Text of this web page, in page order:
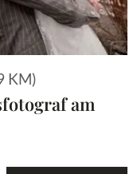
KM)
am